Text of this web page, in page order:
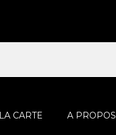
LA CARTE A PROPOS